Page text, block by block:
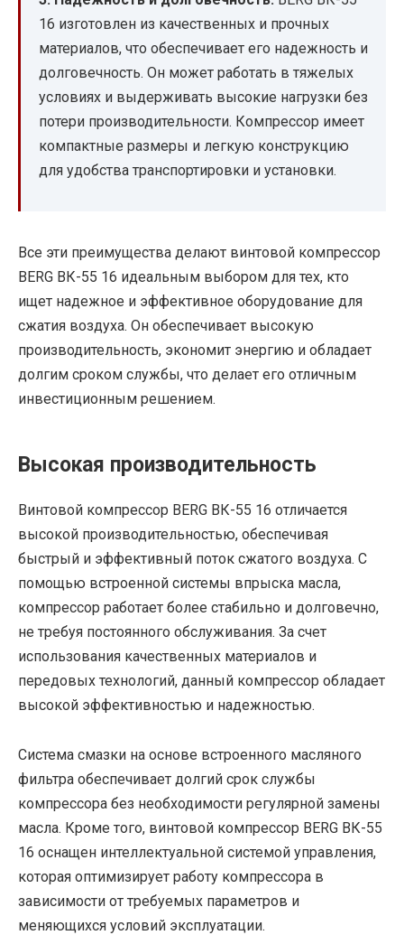
16 изготовлен из качественных и прочных
материалов, что обеспечивает его надежность и
долговечность. Он может работать в тяжелых
условиях и выдерживать высокие нагрузки без
потери производительности. Компрессор имеет
компактные размеры и легкую конструкцию
для удобства транспортировки и установки.
Все эти преимущества делают винтовой компрессор
BERG ВК-55 16 идеальным выбором для тех, кто
ищет надежное и эффективное оборудование для
сжатия воздуха. Он обеспечивает высокую
производительность, экономит энергию и обладает
долгим сроком службы, что делает его отличным
инвестиционным решением.
Высокая производительность
Винтовой компрессор BERG ВК-55 16 отличается
высокой производительностью, обеспечивая
быстрый и эффективный поток сжатого воздуха. С
помощью встроенной системы впрыска масла,
компрессор работает более стабильно и долговечно,
не требуя постоянного обслуживания. За счет
использования качественных материалов и
передовых технологий, данный компрессор обладает
высокой эффективностью и надежностью.
Система смазки на основе встроенного масляного
фильтра обеспечивает долгий срок службы
компрессора без необходимости регулярной замены
масла. Кроме того, винтовой компрессор BERG ВК-55
16 оснащен интеллектуальной системой управления,
которая оптимизирует работу компрессора в
зависимости от требуемых параметров и
меняющихся условий эксплуатации.